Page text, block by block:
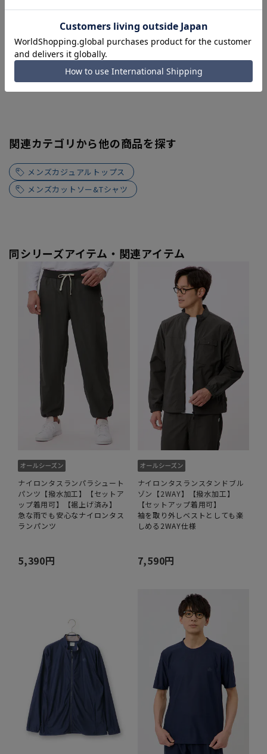
関連カテゴリから他の商品を探す
メンズカジュアルトップス
メンズカットソー&Tシャツ
同シリーズアイテム・関連アイテム
ナイロンタスランパラシュート
パンツ【撥水加工】【セットア
ップ着用可】【裾上げ済み】
急な雨でも安心なナイロンタス
ランパンツ
5,390円
ナイロンタスランスタンドブル
ゾン【2WAY】【撥水加工】
【セットアップ着用可】
袖を取り外しベストとしても楽
しめる2WAY仕様
7,590円